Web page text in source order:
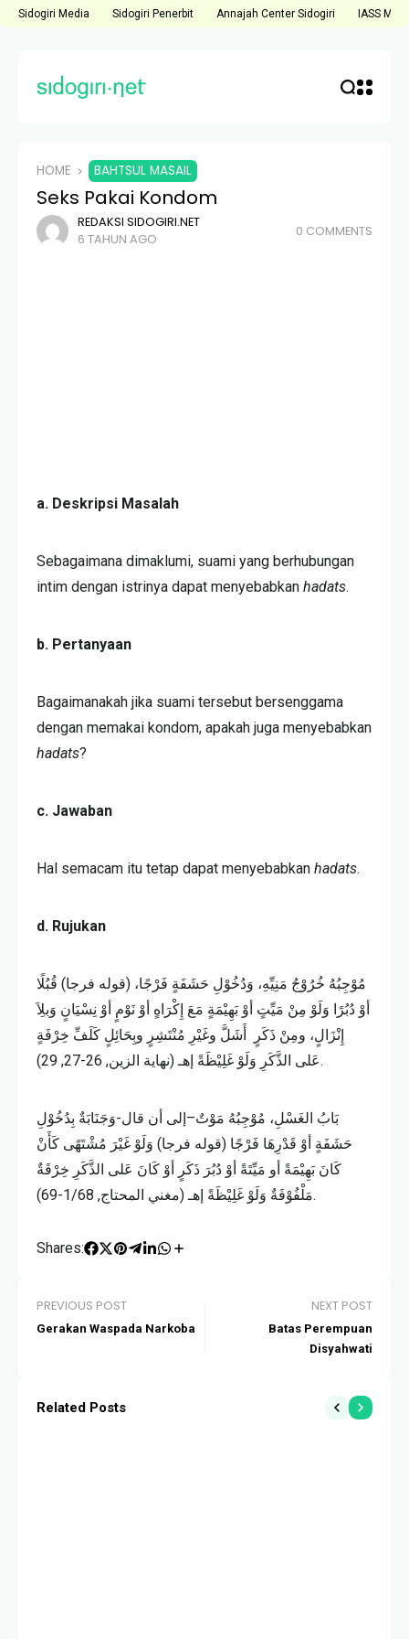
Sidogiri Media Sidogiri Penerbit Annajah Center Sidogiri IASS
HOME BAHTSUL MASAIL
Seks Pakai Kondom
REDAKSI SIDOGIRI.NET
6 TAHUN AGO
0 COMMENTS
a. Deskripsi Masalah
Sebagaimana dimaklumi, suami yang berhubungan
intim dengan istrinya dapat menyebabkan hadats.
b. Pertanyaan
Bagaimanakah jika suami tersebut bersenggama
dengan memakai kondom, apakah juga menyebabkan
hadats?
c. Jawaban
Hal semacam itu tetap dapat menyebabkan hadats.
d. Rujukan
مُوْجِبُهُ خُرُوْجُ مَنِيِّهِ، وَدُخُوْلِ حَشَفَةٍ فَرْجًا، (قوله فرجا) قُبُلًا
أوْ دُبُرًا وَلَوْ مِنْ مَيِّتٍ أوْ بَهِيْمَةٍ مَعَ إِكْرَاهٍ أوْ نَوْمٍ أوْ نِسْيَانٍ وَبلِاَ
إِنْزَالٍ، ومِنْ ذَكَرٍ أَشَلَّ وغَيْرِ مُنْتَشِرٍ وبِحَائِلٍ كَلَفِّ خِرْفَةٍ
عَلى الذَّكَرِ وَلَوْ غَلِيْظَةً إهـ (نهاية الزين, 26-27, 29).
بَابُ الغَسْلِ، مُوْجِبُهُ مَوْتٌ–إلى أن قال-وَجَنَابَةٌ بِدُخُوْلِ
حَشَفَةٍ أوْ قَدْرِهَا فَرْجًا (قوله فرجا) وَلَوْ غَيْرَ مُشْتَهًى كَأَنْ
كَانَ بَهِيْمَةً أو مَيِّتَةً أوْ دُبُرَ ذَكَرٍ أوْ كَانَ عَلى الذَّكَرِ خِرْقَةٌ
مَلْفُوْفَةٌ وَلَوْ غَلِيْظَةً إهـ (مغني المحتاج, 1/68-69).
Shares:
PREVIOUS POST
Gerakan Waspada Narkoba
NEXT POST
Batas Perempuan
Disyahwati
Related Posts